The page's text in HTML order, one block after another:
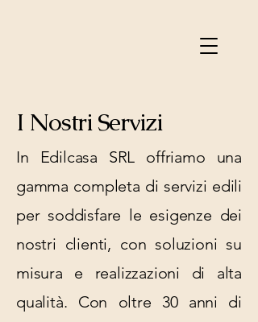
I Nostri Servizi
In Edilcasa SRL offriamo una
gamma completa di servizi edili
per soddisfare le esigenze dei
nostri clienti, con soluzioni su
misura e realizzazioni di alta
qualità. Con oltre 30 anni di